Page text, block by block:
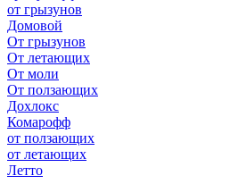
от грызунов
Домовой
От грызунов
От летающих
От моли
От ползающих
Дохлокс
Комарофф
от ползающих
от летающих
Летто